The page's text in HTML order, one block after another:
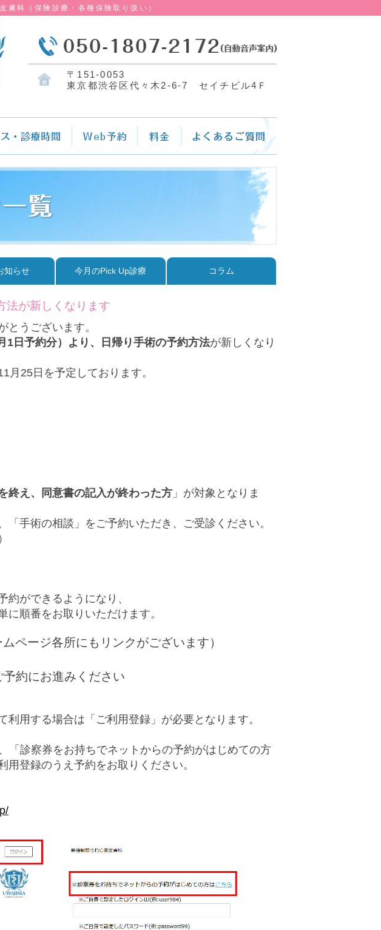
膚科（保険診療・各種保険取り扱い）
〒151-0053
東京都渋谷区代々木2-6-7 セイチビル4Ｆ
知らせ 今月のPick Up診療 コラム
法が新しくなります
とうございます。
1日予約分）より、日帰り手術の予約方法が新しくなり
25日を予定しております。
終え、同意書の記入が終わった方 」が対象となりま
「手術の相談」をご予約いただき、ご受診ください。
約ができるようになり、
順番をお取りいただけます。
ページ各所にもリンクがございます）
約にお進みください
利用する場合は「ご利用登録」が必要となります。
「診察券をお持ちでネットからの予約がはじめての方
登録のうえ予約をお取りください。